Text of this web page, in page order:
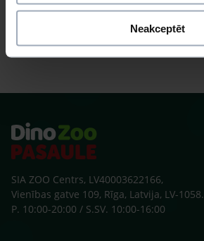
Neakceptēt
Atbild Veterinārārsts,
SIA ZOO Centrs, LV40003622166,
Vienības gatve 109, Rīga, Latvija, LV-1058.
P. 10:00-20:00 / S.SV. 10:00-16:00